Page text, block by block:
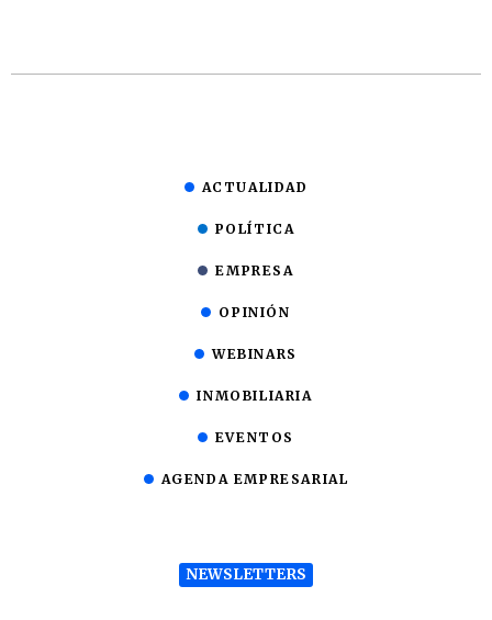
ACTUALIDAD
POLÍTICA
EMPRESA
OPINIÓN
WEBINARS
INMOBILIARIA
EVENTOS
AGENDA EMPRESARIAL
NEWSLETTERS